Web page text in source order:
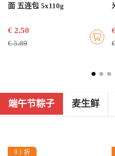
面 五连包 5x110g
€ 2.50
€ 5.89
端午节粽子 麦生鲜
9.1 折